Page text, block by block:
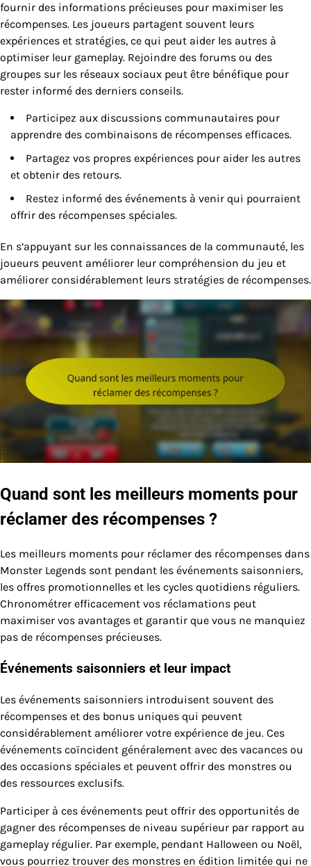
fournir des informations précieuses pour maximiser les
récompenses. Les joueurs partagent souvent leurs
expériences et stratégies, ce qui peut aider les autres à
optimiser leur gameplay. Rejoindre des forums ou des
groupes sur les réseaux sociaux peut être bénéfique pour
rester informé des derniers conseils.
Participez aux discussions communautaires pour
apprendre des combinaisons de récompenses efficaces.
Partagez vos propres expériences pour aider les autres
et obtenir des retours.
Restez informé des événements à venir qui pourraient
offrir des récompenses spéciales.
En s’appuyant sur les connaissances de la communauté, les
joueurs peuvent améliorer leur compréhension du jeu et
améliorer considérablement leurs stratégies de récompenses.
Quand sont les meilleurs moments pour
réclamer des récompenses ?
Les meilleurs moments pour réclamer des récompenses dans
Monster Legends sont pendant les événements saisonniers,
les offres promotionnelles et les cycles quotidiens réguliers.
Chronométrer efficacement vos réclamations peut
maximiser vos avantages et garantir que vous ne manquiez
pas de récompenses précieuses.
Événements saisonniers et leur impact
Les événements saisonniers introduisent souvent des
récompenses et des bonus uniques qui peuvent
considérablement améliorer votre expérience de jeu. Ces
événements coïncident généralement avec des vacances ou
des occasions spéciales et peuvent offrir des monstres ou
des ressources exclusifs.
Participer à ces événements peut offrir des opportunités de
gagner des récompenses de niveau supérieur par rapport au
gameplay régulier. Par exemple, pendant Halloween ou Noël,
vous pourriez trouver des monstres en édition limitée qui ne